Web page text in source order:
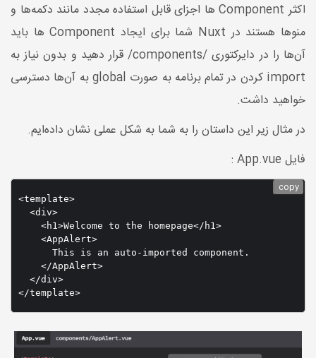
اکثر Component ها اجزای قابل استفاده مجدد مانند دکمه‌ها و
منوها هستند در Nuxt شما برای ایجاد Component ها باید
آن‌ها را در دایرکتوری /components/ قرار دهید و بدون نیاز به
import کردن در تمام برنامه به صورت global به آن‌ها دسترسی
خواهید داشت.
در مثال زیر این داستان را به شما به شکل عملی نشان داده‌ایم.
فایل App.vue :
<template>
  <div>
    <h1>Welcome to the homepage</h1>
    <AppAlert>
      This is an auto-imported component.
    </AppAlert>
  </div>
copy